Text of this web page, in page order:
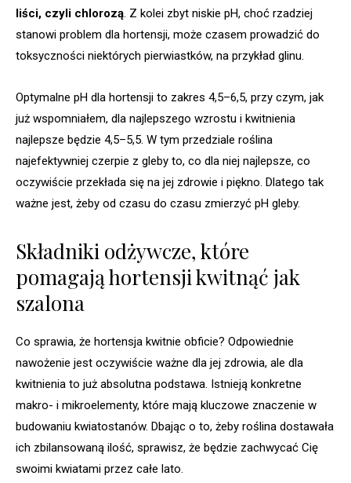
liści, czyli chlorozą . Z kolei zbyt niskie pH, choć rzadziej
stanowi problem dla hortensji, może czasem prowadzić do
toksyczności niektórych pierwiastków, na przykład glinu.
Optymalne pH dla hortensji to zakres 4,5–6,5, przy czym, jak
już wspomniałem, dla najlepszego wzrostu i kwitnienia
najlepsze będzie 4,5–5,5. W tym przedziale roślina
najefektywniej czerpie z gleby to, co dla niej najlepsze, co
oczywiście przekłada się na jej zdrowie i piękno. Dlatego tak
ważne jest, żeby od czasu do czasu zmierzyć pH gleby.
Składniki odżywcze, które
pomagają hortensji kwitnąć jak
szalona
Co sprawia, że hortensja kwitnie obficie? Odpowiednie
nawożenie jest oczywiście ważne dla jej zdrowia, ale dla
kwitnienia to już absolutna podstawa. Istnieją konkretne
makro- i mikroelementy, które mają kluczowe znaczenie w
budowaniu kwiatostanów. Dbając o to, żeby roślina dostawała
ich zbilansowaną ilość, sprawisz, że będzie zachwycać Cię
swoimi kwiatami przez całe lato.